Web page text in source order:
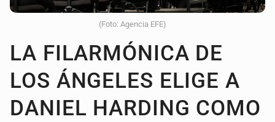
(Foto: Agencia EFE)
LA FILARMÓNICA DE
LOS ÁNGELES ELIGE A
DANIEL HARDING COMO